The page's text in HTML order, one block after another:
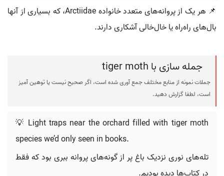
📌 هر یک از پروانه‌های متعدد خانواده Arctiidae، که بسیاری از آنها
بال‌های راه‌راه یا خال‌خالی آشکاری دارند.
جمله سازی با tiger moth
جملات نمونه از منابع مختلف جمع آوری شده است، اگر صحیح نیست یا توهین آمیز
است، لطفا گزارش دهید.
💡 Light traps near the orchard filled with tiger moth
species we’d only seen in books.
تله‌های نوری نزدیک باغ پر از گونه‌های پروانه ببری بود که فقط